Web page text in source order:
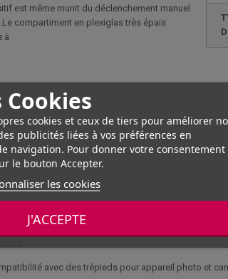
Cookies
cookies et ceux de tiers pour améliorer
publicités liées à vos préférences en
navigation. Pour donner votre consentement
le bouton Accepter.
les cookies
J'ACCEPTE
est même munit du déclenchement manuel
compartiment en plexiglas très épais
à
et l'intégration sur des
avec des trépieds pour appareil photo et